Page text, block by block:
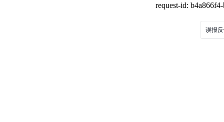
request-id:
误报